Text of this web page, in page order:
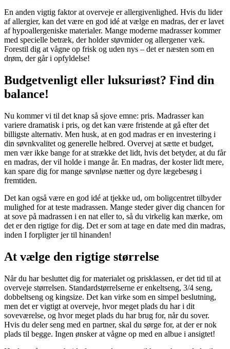
En anden vigtig faktor at overveje er allergivenlighed. Hvis du lider
af allergier, kan det være en god idé at vælge en madras, der er lavet
af hypoallergeniske materialer. Mange moderne madrasser kommer
med specielle betræk, der holder støvmider og allergener væk.
Forestil dig at vågne op frisk og uden nys – det er næsten som en
drøm, der går i opfyldelse!
Budgetvenligt eller luksuriøst? Find din
balance!
Nu kommer vi til det knap så sjove emne: pris. Madrasser kan
variere dramatisk i pris, og det kan være fristende at gå efter det
billigste alternativ. Men husk, at en god madras er en investering i
din søvnkvalitet og generelle helbred. Overvej at sætte et budget,
men vær ikke bange for at strække det lidt, hvis det betyder, at du får
en madras, der vil holde i mange år. En madras, der koster lidt mere,
kan spare dig for mange søvnløse nætter og dyre lægebesøg i
fremtiden.
Det kan også være en god idé at tjekke ud, om boligcentret tilbyder
mulighed for at teste madrassen. Mange steder giver dig chancen for
at sove på madrassen i en nat eller to, så du virkelig kan mærke, om
det er den rigtige for dig. Det er som at tage en date med din madras,
inden I forpligter jer til hinanden!
At vælge den rigtige størrelse
Når du har besluttet dig for materialet og prisklassen, er det tid til at
overveje størrelsen. Standardstørrelserne er enkeltseng, 3/4 seng,
dobbeltseng og kingsize. Det kan virke som en simpel beslutning,
men det er vigtigt at overveje, hvor meget plads du har i dit
soveværelse, og hvor meget plads du har brug for, når du sover.
Hvis du deler seng med en partner, skal du sørge for, at der er nok
plads til begge. Ingen ønsker at vågne op med en albue i ansigtet!